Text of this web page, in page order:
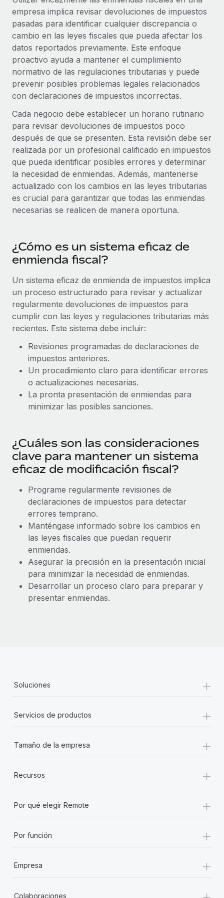
Contractor Management
Integra y gestiona a autónomos globalmente.
PEO
Externaliza tareas laborales complejas.
INFRAESTRUCTURA
Conexión Remote
Integra los RR. HH. en tus flujos de trabajo sin
complicaciones.
Plataforma
Funciones esenciales de RR. HH. integradas para tu
equipo.
Conectar Nuevo
Conecta cualquier herramienta de IA con Remote
Integraciones
Optimiza los procesos con herramientas empresariales
SERVICIOS
Pregunta a un experto
Obtén ayuda de gente experta en RR. HH. globales
y cumplimiento normativo.
Comprobaciones de antecedentes
Simplifica los procesos de cribado de candidatos.
Cumplimiento normativo
Adelántate a los riesgos de cumplimiento
Gestión de dispositivos
Proporciona dispositivos tecnológicos y contrólalos
en todo el mundo.
Apertura de entidades
Abre entidades conforme a la legalidad enseguida.
Movilidad y reubicación
Reubica a los empleados con facilidad.
Prestaciones
Gestiona las prestaciones de los empleados sin
complicaciones.
Compáranos con otras empresas.
ETAPAS DE CRECIMIENTO
Startups
Soluciones ágiles de RR. HH. globales y nóminas para
empresas en crecimiento.
Mediana empresa
Amplía tu equipo con soluciones de RR. HH.
personalizadas.
Empresa
RR. HH. globales para grandes empresas.
ASOCIARSE
Socios tecnológicos estratégicos
Asociarse
Descubre oportunidades de colaborar con nosotros.
Remote Build Próximamente
Consultoría de integraciones y automatización con IA.
CASOS PRÁCTICOS
Calculadora de pagos a autónomos
Descubre opciones de divisas y tiempos de pago para
autónomos globales.
APRENDIZAJE CON REMOTE
Guías y recursos
Casos prácticos
Glosario de RR. HH.
Listas de verificación y plantillas
Biblioteca de descripciones de puestos
Webinarios
Eventos
Información sobre salarios y talento
Centro de información
Obtén ayuda
Consulta todos los recursos
BLOG
Nómina global
EOR y PEO
Contractor Management
Explora el blog
Novedades de producto de Remote:
Integraciones con Gusto y Xero y Contractor
Management Plus
La misión de Remote sigue siendo ayudar a empresas de
todos los tamaños a contratar, gestionar y...
Más información
Nederlands
Français
Deutsch
Español
Italiano
Português (Portugal)
日本語
한국어
中文（简体）
Iniciar sesión
empresa implica revisar devoluciones de impuestos
pasadas para identificar cualquier discrepancia o
cambio en las leyes fiscales que pueda afectar los
datos reportados previamente. Este enfoque
proactivo ayuda a mantener el cumplimiento
normativo de las regulaciones tributarias y puede
prevenir posibles problemas legales relacionados
con declaraciones de impuestos incorrectas.
Cada negocio debe establecer un horario rutinario
para revisar devoluciones de impuestos poco
después de que se presenten. Esta revisión debe ser
realizada por un profesional calificado en impuestos
que pueda identificar posibles errores y determinar
la necesidad de enmiendas. Además, mantenerse
actualizado con los cambios en las leyes tributarias
es crucial para garantizar que todas las enmiendas
necesarias se realicen de manera oportuna.
¿Cómo es un sistema eficaz de
enmienda fiscal?
Un sistema eficaz de enmienda de impuestos implica
un proceso estructurado para revisar y actualizar
regularmente devoluciones de impuestos para
cumplir con las leyes y regulaciones tributarias más
recientes. Este sistema debe incluir:
Revisiones programadas de declaraciones de
impuestos anteriores.
Un procedimiento claro para identificar errores
o actualizaciones necesarias.
La pronta presentación de enmiendas para
minimizar las posibles sanciones.
¿Cuáles son las consideraciones
clave para mantener un sistema
eficaz de modificación fiscal?
Programe regularmente revisiones de
declaraciones de impuestos para detectar
errores temprano.
Manténgase informado sobre los cambios en
las leyes fiscales que puedan requerir
enmiendas.
Asegurar la precisión en la presentación inicial
para minimizar la necesidad de enmiendas.
Desarrollar un proceso claro para preparar y
presentar enmiendas.
Soluciones +
Servicios de productos +
Tamaño de la empresa +
Recursos +
Por qué elegir Remote +
Por función +
Empresa +
Colaboraciones